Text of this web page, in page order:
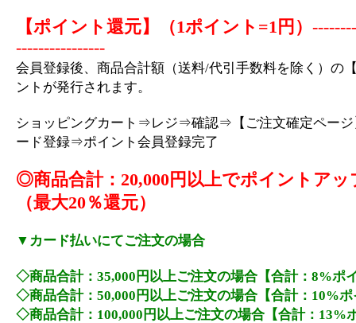
【ポイント還元】（1ポイント=1円）
----------------
会員登録後、商品合計額（送料/代引手数料を除く）の
ントが発行されます。
ショッピングカート⇒レジ⇒確認⇒【ご注文確定ページ
ード登録⇒ポイント会員登録完了
◎商品合計：20,000円以上でポイントアッ
（最大20％還元）
▼カード払いにてご注文の場合
◇商品合計：35,000円以上ご注文の場合【合計：8%ポ
◇商品合計：50,000円以上ご注文の場合【合計：10%
◇商品合計：100,000円以上ご注文の場合【合計：13%